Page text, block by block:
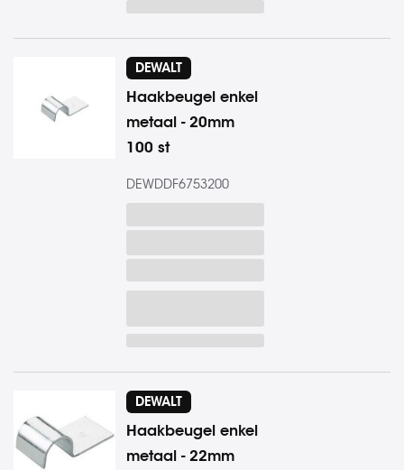
DEWALT
Haakbeugel enkel
metaal - 20mm
100 st
DEWDDF6753200
DEWALT
Haakbeugel enkel
metaal - 22mm